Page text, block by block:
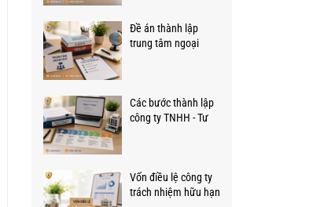
Đề án thành lập
trung tâm ngoại
Các bước thành lập
công ty TNHH - Tư
Vốn điều lệ công ty
trách nhiệm hữu hạn